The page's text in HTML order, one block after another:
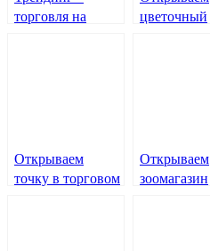
торговля на
цветочный
Открываем
точку в торговом
Открываем
зоомагазин